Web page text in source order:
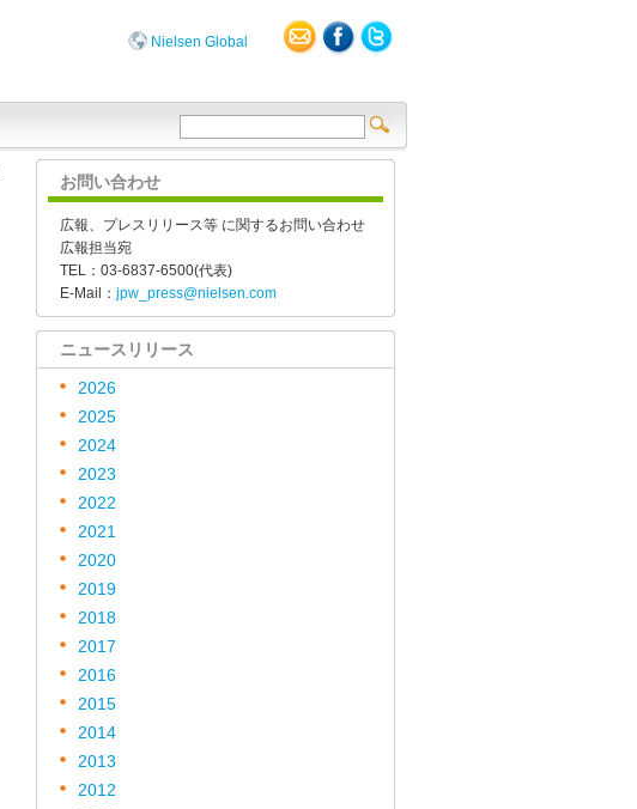
Nielsen Global
お問い合わせ
広報、プレスリリース等 に関するお問い合わせ
広報担当宛
TEL：03-6837-6500(代表)
E-Mail： jpw_press@nielsen.com
ニュースリリース
2026
2025
2024
2023
2022
2021
2020
2019
2018
2017
2016
2015
2014
2013
2012